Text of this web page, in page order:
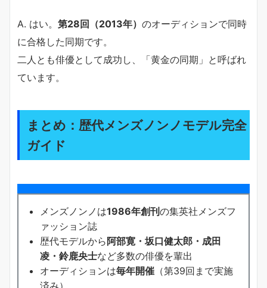
A. はい。 第28回（2013年） のオーディションで同時
に合格した同期です。
二人とも俳優として成功し、「黄金の同期」と呼ばれ
ています。
まとめ：歴代メンズノンノモデル完全
ガイド
メンズノンノは1986年創刊の集英社メンズフ
ァッション誌
歴代モデルから阿部寛・坂口健太郎・成田
凌・鈴鹿央士など多数の俳優を輩出
オーディションは毎年開催 （第39回まで実施
済み）